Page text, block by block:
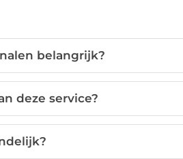
belangrijk?
deze service?